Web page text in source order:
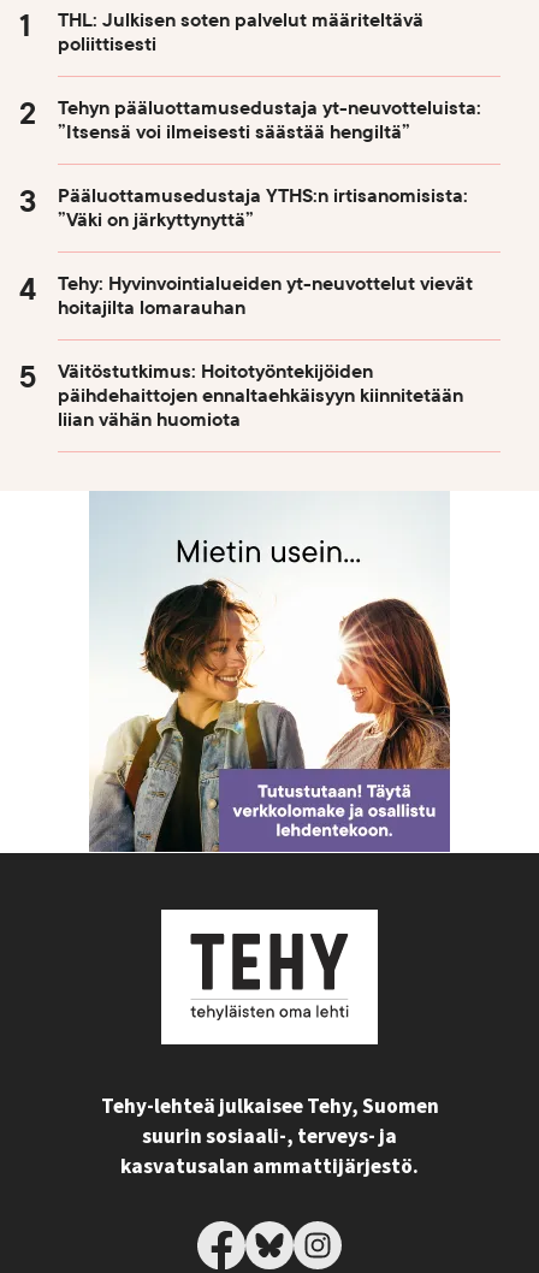
THL: Julkisen soten palvelut määriteltävä
poliittisesti
Tehyn pääluottamusedustaja yt-neuvotteluista:
”Itsensä voi ilmeisesti säästää hengiltä”
Pääluottamusedustaja YTHS:n irtisanomisista:
”Väki on järkyttynyttä”
Tehy: Hyvinvointialueiden yt-neuvottelut vievät
hoitajilta lomarauhan
Väitöstutkimus: Hoitotyöntekijöiden
päihdehaittojen ennaltaehkäisyyn kiinnitetään
liian vähän huomiota
Tehy-lehteä julkaisee Tehy, Suomen
suurin sosiaali-, terveys- ja
kasvatusalan ammattijärjestö.